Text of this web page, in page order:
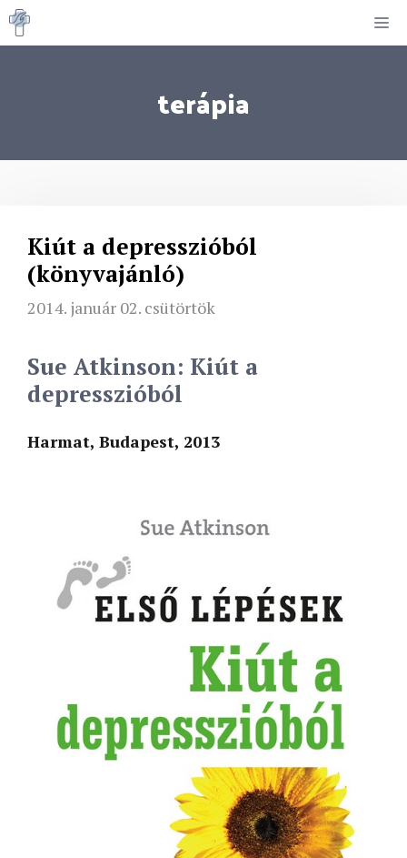
Kilépés
a
terápia
Kiút a depresszióból
(könyvajánló)
2014. január 02. csütörtök
Sue Atkinson: Kiút a
depresszióból
Harmat, Budapest, 2013